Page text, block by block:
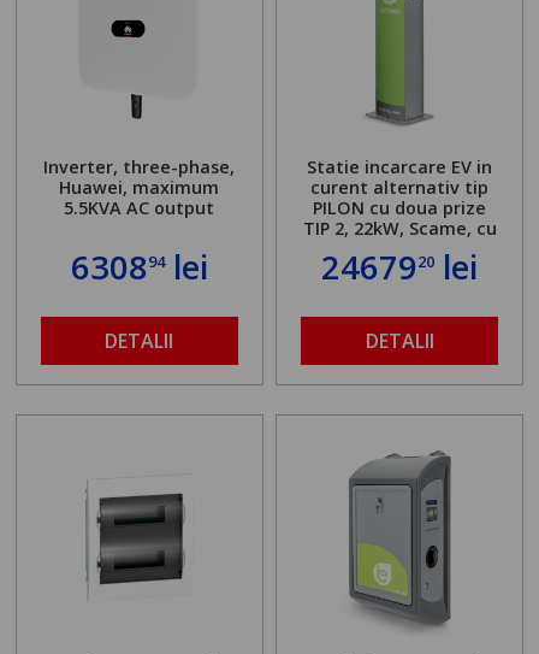
Inverter, three-phase,
Huawei, maximum
5.5KVA AC output
630894lei
DETALII
Statie incarcare EV in
curent alternativ tip
PILON cu doua prize
TIP 2, 22kW, Scame, cu
2467920 lei
DETALII